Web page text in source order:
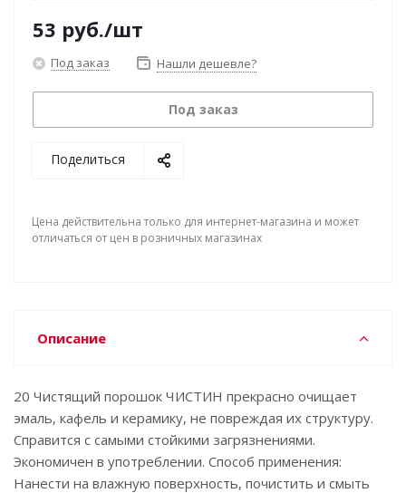
53 руб./шт
Под заказ Нашли дешевле?
Под заказ
Поделиться
Цена действительна только для интернет-магазина и может
отличаться от цен в розничных магазинах
Описание
20 Чистящий порошок ЧИСТИН прекрасно очищает
эмаль, кафель и керамику, не повреждая их структуру.
Справится с самыми стойкими загрязнениями.
Экономичен в употреблении. Способ применения:
Нанести на влажную поверхность, почистить и смыть